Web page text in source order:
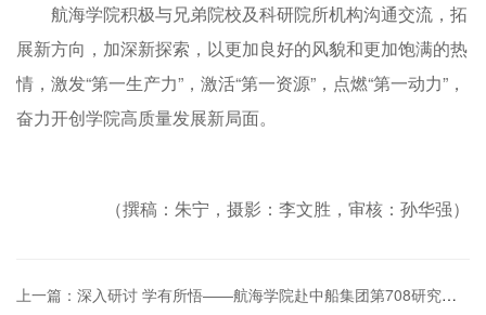
航海学院积极与兄弟院校及科研院所机构沟通交流，拓
展新方向，加深新探索，以更加良好的风貌和更加饱满的热
情，激发“第一生产力”，激活“第一资源”，点燃“第一动力”，
奋力开创学院高质量发展新局面。
（撰稿：朱宁，摄影：李文胜，审核：孙华强）
上一篇：深入研讨 学有所悟——航海学院赴中船集团第708研究所调研